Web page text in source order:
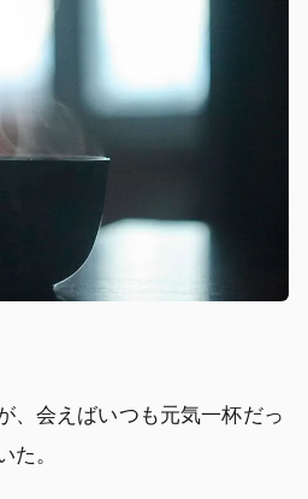
、会えばいつも元気一杯だっ
た。